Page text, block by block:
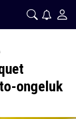
ongeluk